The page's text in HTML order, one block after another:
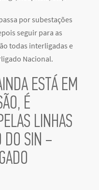
por subestações
seguir para as
todas interligadas e
Nacional.
ESTÁ EM
É
LINHAS
DO SIN –